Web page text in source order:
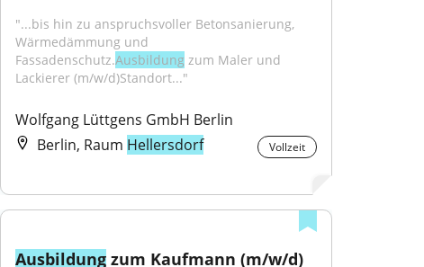
"...bis hin zu anspruchsvoller Betonsanierung,
Wärmedämmung und
Fassadenschutz.Ausbildung zum Maler und
Lackierer (m/w/d)Standort..."
Wolfgang Lüttgens GmbH Berlin
Berlin, Raum Hellersdorf Vollzeit
Ausbildung zum Kaufmann (m/w/d)